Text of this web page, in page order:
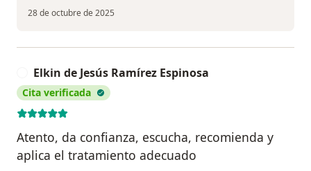
28 de octubre de 2025
Elkin de Jesús Ramírez Espinosa
Cita verificada
Atento, da confianza, escucha, recomienda y
aplica el tratamiento adecuado